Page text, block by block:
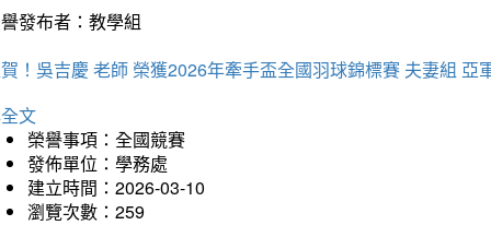
發布者：教學組
！吳吉慶 老師 榮獲2026年牽手盃全國羽球錦標賽 夫妻組 亞
文
榮譽事項：全國競賽
發佈單位：學務處
建立時間：2026-03-10
瀏覽次數：259